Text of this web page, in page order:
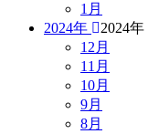
1月
2024年
2024年
12月
11月
10月
9月
8月